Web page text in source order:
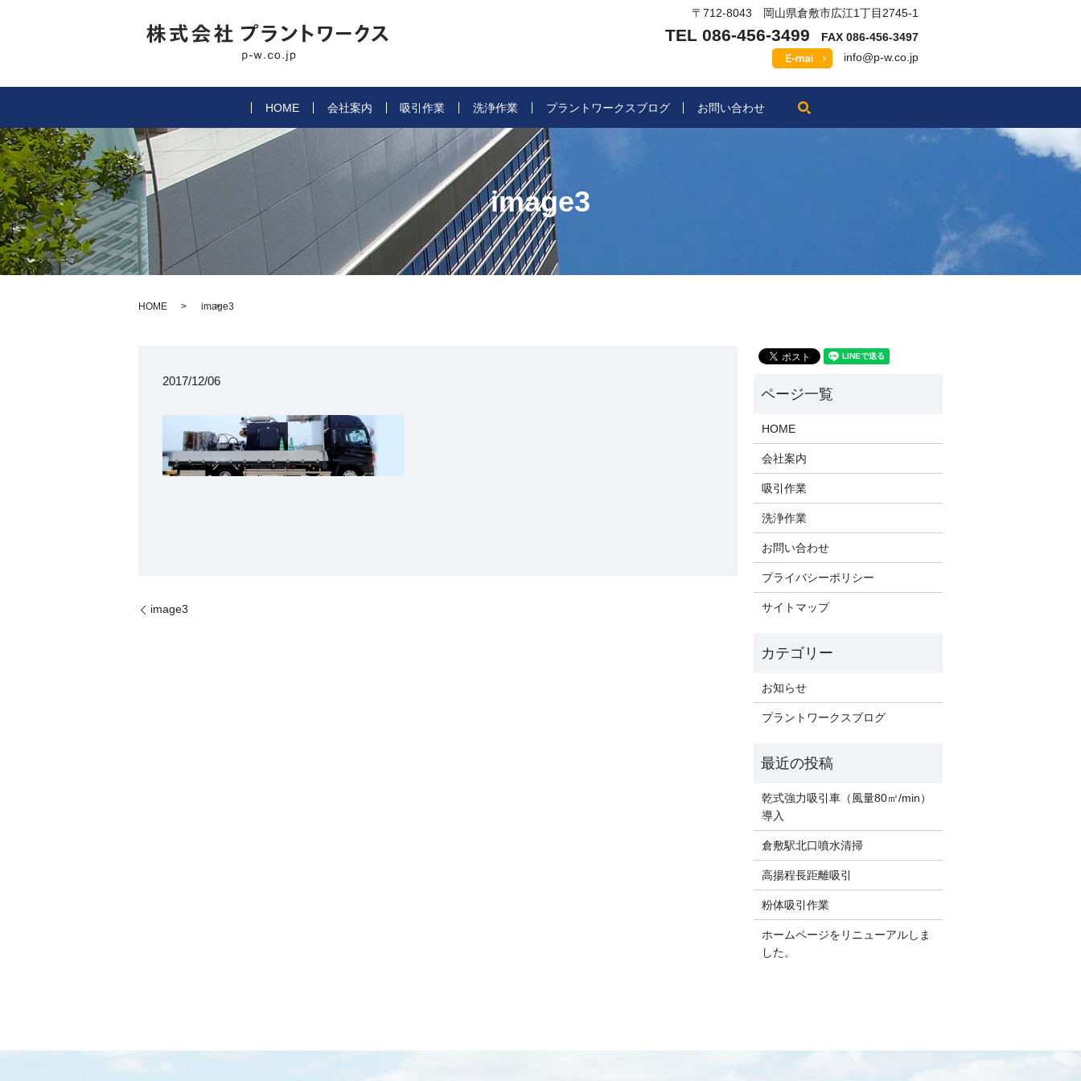
〒712-8043 岡山県倉敷市広江1丁目2745-1
TEL 086-456-3499 FAX 086-456-3497
info@p-w.co.jp
HOME 会社案内 吸引作業 洗浄作業 プラントワークスブログ お問い合わせ
image3
HOME image3
2017/12/06
image3
HOME
会社案内
吸引作業
洗浄作業
お問い合わせ
プライバシーポリシー
サイトマップ
お知らせ
プラントワークスブログ
乾式強力吸引車（風量80㎥/min）
導入
倉敷駅北口噴水清掃
高揚程長距離吸引
粉体吸引作業
ホームページをリニューアルしま
した。